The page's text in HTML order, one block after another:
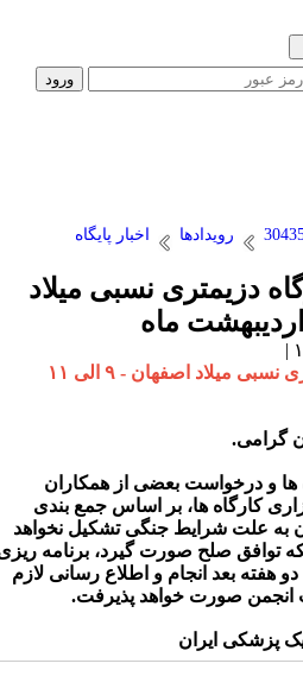
رویدادها اخبار پایگاه
دزیمتری نسبی میلاد
به تعویق افتادن کارگاه دزیمتری نسبی میلاد اصفهان - ۹ الی ۱۱
و درخواست بعضی از همکاران
کارگاه ها، بر اساس جمع بندی
به علت شرایط جنگی تشکیل نخواهد
توافق صلح صورت گیرد، برنامه ریزی
بعد انجام و اطلاع رسانی لازم
صورت خواهد پذیرفت.
پزشکی ایران